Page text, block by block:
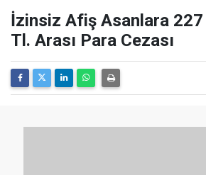
İzinsiz Afiş Asanlara
Tl. Arası Para Cezası